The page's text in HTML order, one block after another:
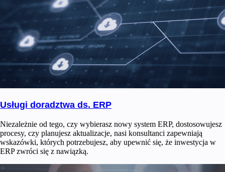
Usługi doradztwa ds. ERP
Niezależnie od tego, czy wybierasz nowy system ERP, dostosowujesz
procesy, czy planujesz aktualizacje, nasi konsultanci zapewniają
wskazówki, których potrzebujesz, aby upewnić się, że inwestycja w
ERP zwróci się z nawiązką.